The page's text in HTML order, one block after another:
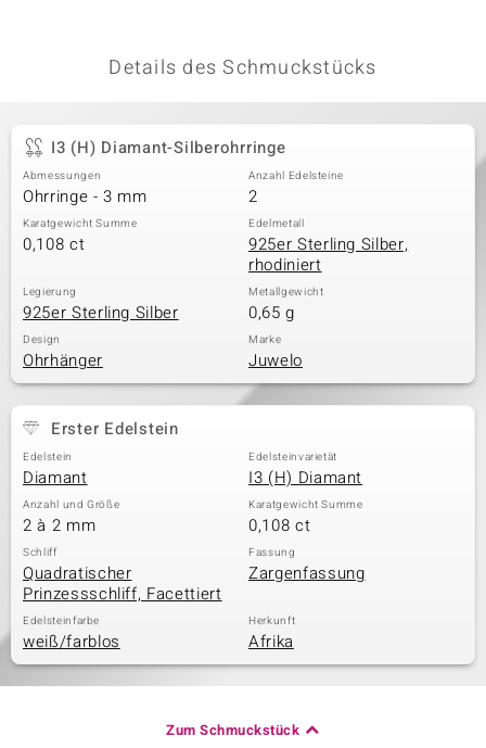
Details des Schmuckstücks
I3 (H) Diamant-Silberohrringe
Abmessungen
Ohrringe - 3 mm
Anzahl Edelsteine
2
Karatgewicht Summe
0,108 ct
Edelmetall
925er Sterling Silber,
rhodiniert
Legierung
925er Sterling Silber
Metallgewicht
0,65 g
Design
Ohrhänger
Marke
Juwelo
Erster Edelstein
Edelstein
Diamant
Edelsteinvarietät
I3 (H) Diamant
Anzahl und Größe
2 à 2 mm
Karatgewicht Summe
0,108 ct
Schliff
Quadratischer
Prinzessschliff, Facettiert
Fassung
Zargenfassung
Edelsteinfarbe
weiß/farblos
Herkunft
Afrika
Zum Schmuckstück